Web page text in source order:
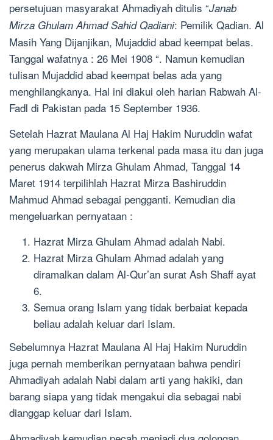
persetujuan masyarakat Ahmadiyah ditulis “Janab
Mirza Ghulam Ahmad Sahid Qadiani: Pemilik Qadian. Al
Masih Yang Dijanjikan, Mujaddid abad keempat belas.
Tanggal wafatnya : 26 Mei 1908 “. Namun kemudian
tulisan Mujaddid abad keempat belas ada yang
menghilangkanya. Hal ini diakui oleh harian Rabwah Al-
Fadl di Pakistan pada 15 September 1936.
Setelah Hazrat Maulana Al Haj Hakim Nuruddin wafat
yang merupakan ulama terkenal pada masa itu dan juga
penerus dakwah Mirza Ghulam Ahmad, Tanggal 14
Maret 1914 terpilihlah Hazrat Mirza Bashiruddin
Mahmud Ahmad sebagai pengganti. Kemudian dia
mengeluarkan pernyataan :
Hazrat Mirza Ghulam Ahmad adalah Nabi.
Hazrat Mirza Ghulam Ahmad adalah yang
diramalkan dalam Al-Qur’an surat Ash Shaff ayat
6.
Semua orang Islam yang tidak berbaiat kepada
beliau adalah keluar dari Islam.
Sebelumnya Hazrat Maulana Al Haj Hakim Nuruddin
juga pernah memberikan pernyataan bahwa pendiri
Ahmadiyah adalah Nabi dalam arti yang hakiki, dan
barang siapa yang tidak mengakui dia sebagai nabi
dianggap keluar dari Islam.